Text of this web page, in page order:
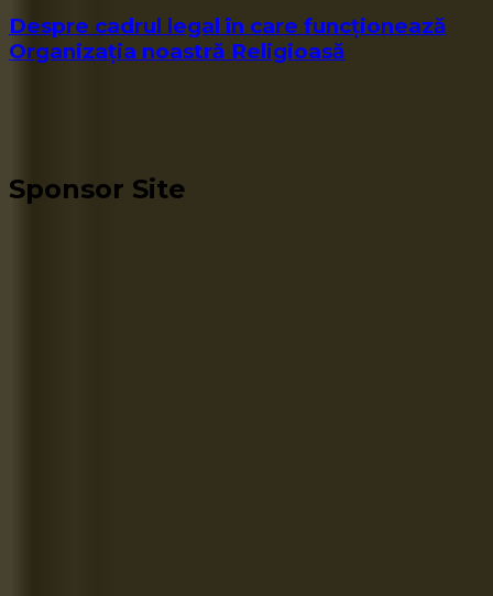
Despre cadrul legal în care funcționează
Organizația noastră Religioasă
Sponsor Site